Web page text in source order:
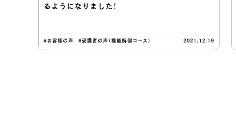
るようになりました！
#お客様の声 #受講者の声（機能解剖コース） 2021.12.19